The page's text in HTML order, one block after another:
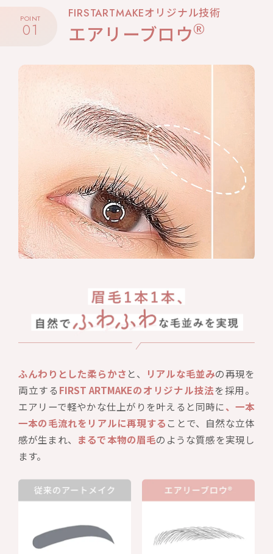
POINT
01
FIRSTARTMAKEオリジナル技術
エアリーブロウ®
ふんわりとした柔らかさ と、 リアルな毛並みの再現を
両立する FIRST ARTMAKEのオリジナル技法を採用。
エアリーで軽やかな仕上がりを叶えると同時に、一本
一本の毛流れをリアルに再現する ことで、自然な立体
感が生まれ、 まるで本物の眉毛のような質感を実現し
ます。